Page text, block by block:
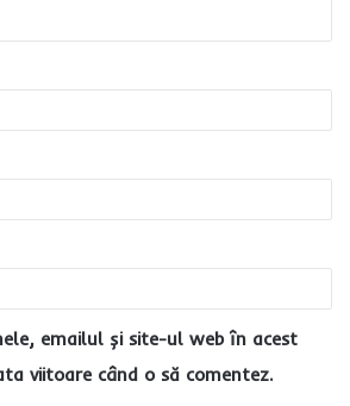
emailul și site-ul web în acest
viitoare când o să comentez.